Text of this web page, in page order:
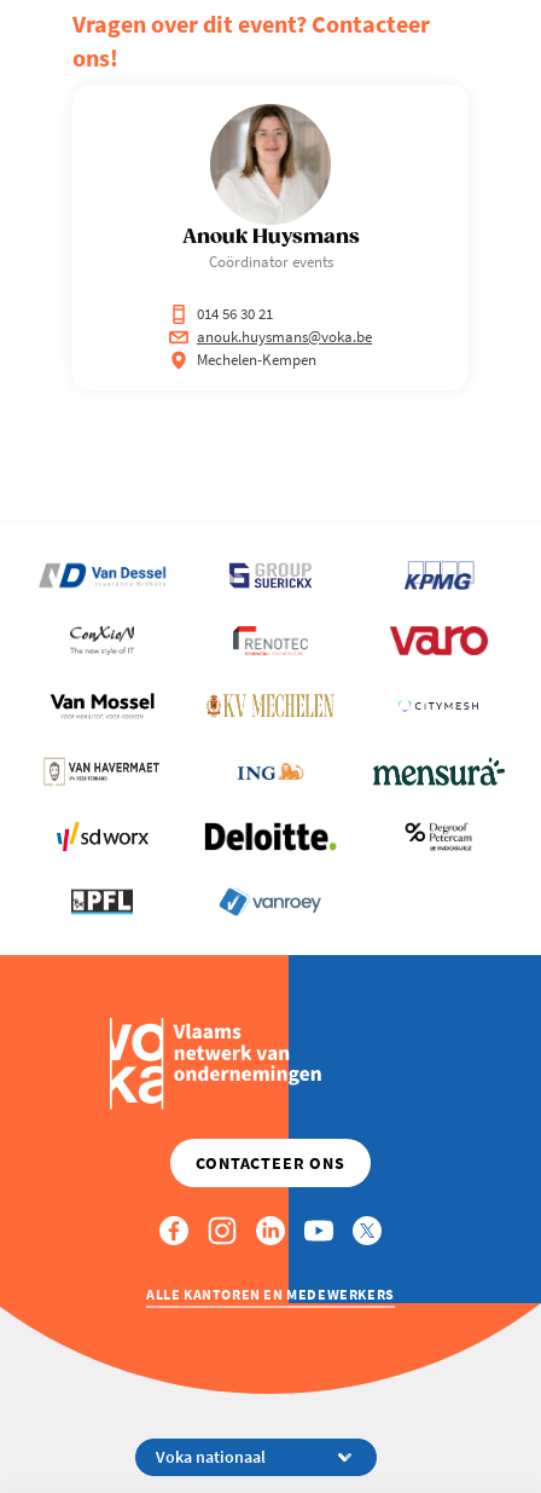
Vragen over dit event? Contacteer
ons!
Anouk Huysmans
Coördinator events
014 56 30 21
anouk.huysmans@voka.be
Mechelen-Kempen
ALLE KANTOREN EN MEDEWERKERS